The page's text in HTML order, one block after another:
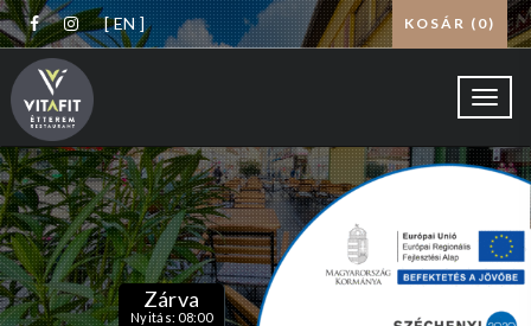
Zárva
Nyitás: 08:00
KOSÁR ( 0)
[ EN ]